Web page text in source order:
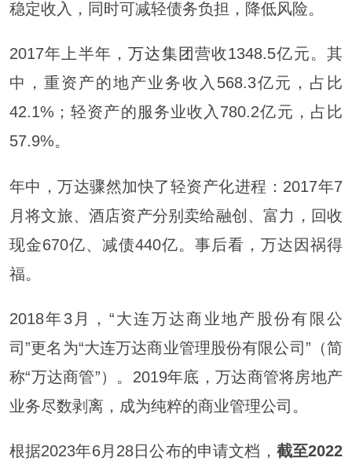
稳定收入，同时可减轻债务负担，降低风险。
2017年上半年，万达集团营收1348.5亿元。其
中，重资产的地产业务收入568.3亿元，占比
42.1%；轻资产的服务业收入780.2亿元，占比
57.9%。
年中，万达骤然加快了轻资产化进程：2017年7
月将文旅、酒店资产分别卖给融创、富力，回收
现金670亿、减债440亿。事后看，万达因祸得
福。
2018年3月，“大连万达商业地产股份有限公
司”更名为“大连万达商业管理股份有限公司”（简
称“万达商管”）。2019年底，万达商管将房地产
业务尽数剥离，成为纯粹的商业管理公司。
根据2023年6月28日公布的申请文档， 截至2022